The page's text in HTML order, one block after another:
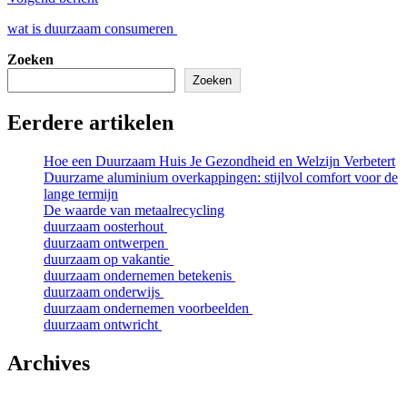
wat is duurzaam consumeren
Zoeken
Zoeken
Eerdere artikelen
Hoe een Duurzaam Huis Je Gezondheid en Welzijn Verbetert
Duurzame aluminium overkappingen: stijlvol comfort voor de
lange termijn
De waarde van metaalrecycling
duurzaam oosterhout
duurzaam ontwerpen
duurzaam op vakantie
duurzaam ondernemen betekenis
duurzaam onderwijs
duurzaam ondernemen voorbeelden
duurzaam ontwricht
Archives